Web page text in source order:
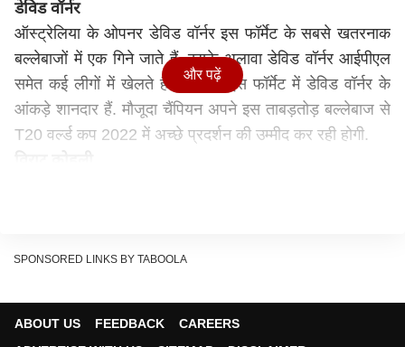
डेविड वॉर्नर
ऑस्ट्रेलिया के ओपनर डेविड वॉर्नर इस फॉर्मेट के सबसे खतरनाक
बल्लेबाजों में एक गिने जाते हैं. इसके अलावा डेविड वॉर्नर आईपीएल
समेत कई लीगों में खेलते हैं. साथ ही इस फॉर्मेट में डेविड वॉर्नर के
आंकड़े शानदार हैं. मौजूदा चैंपियन अपने इस ताबड़तोड़ बल्लेबाज से
T20 वर्ल्ड कप 2022 में अच्छे प्रदर्शन की उम्मीद कर रही होगी.
विराट कोहली एशिया कप 2022 में दूसरे सबसे ज्यादा रन बनाने वाले
और पढ़ें
SPONSORED LINKS BY TABOOLA
ABOUT US FEEDBACK
CAREERS